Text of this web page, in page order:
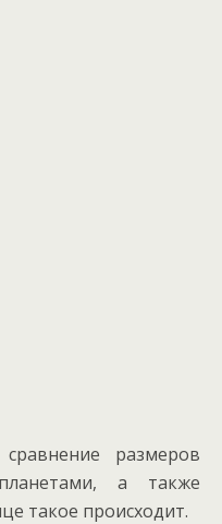
размеров
а также
такое происходит.